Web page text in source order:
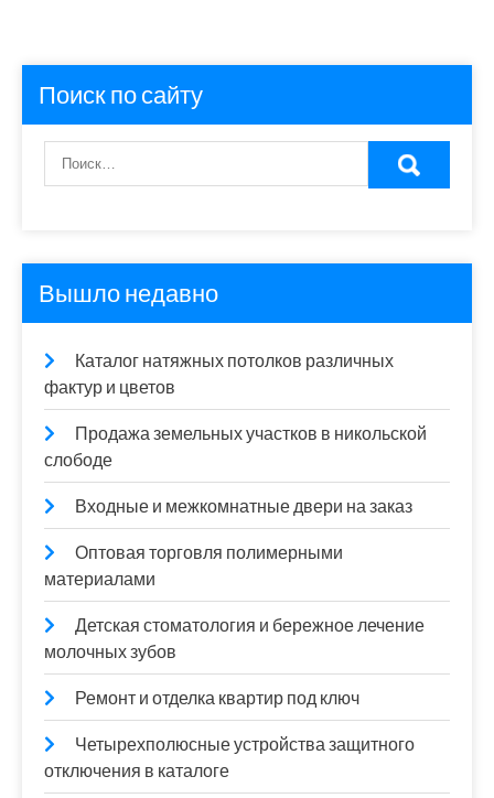
Поиск по сайту
Вышло недавно
Каталог натяжных потолков различных
фактур и цветов
Продажа земельных участков в никольской
слободе
Входные и межкомнатные двери на заказ
Оптовая торговля полимерными
материалами
Детская стоматология и бережное лечение
молочных зубов
Ремонт и отделка квартир под ключ
Четырехполюсные устройства защитного
отключения в каталоге